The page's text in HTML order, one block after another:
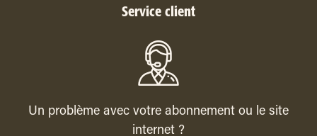
Service client
Un problème avec votre abonnement ou le site
internet ?